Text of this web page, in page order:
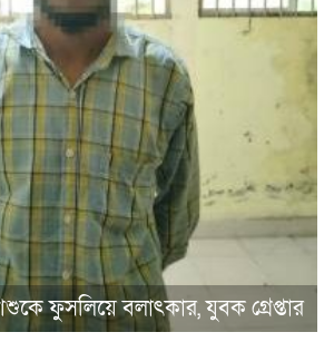
ফুসলিয়ে বলাৎকার, যুবক গ্রেপ্তার